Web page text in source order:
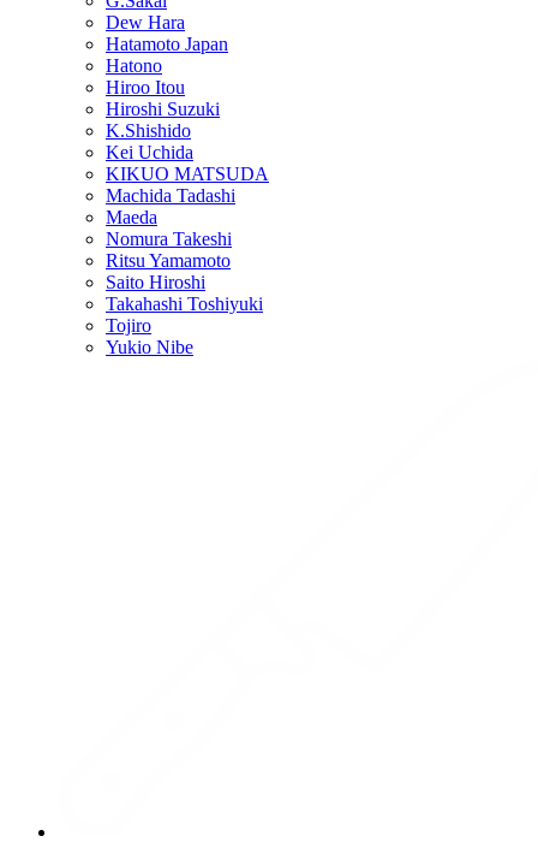
Dew Hara
Hatamoto Japan
Hatono
Hiroo Itou
Hiroshi Suzuki
K.Shishido
Kei Uchida
KIKUO MATSUDA
Machida Tadashi
Maeda
Nomura Takeshi
Ritsu Yamamoto
Saito Hiroshi
Takahashi Toshiyuki
Tojiro
Yukio Nibe